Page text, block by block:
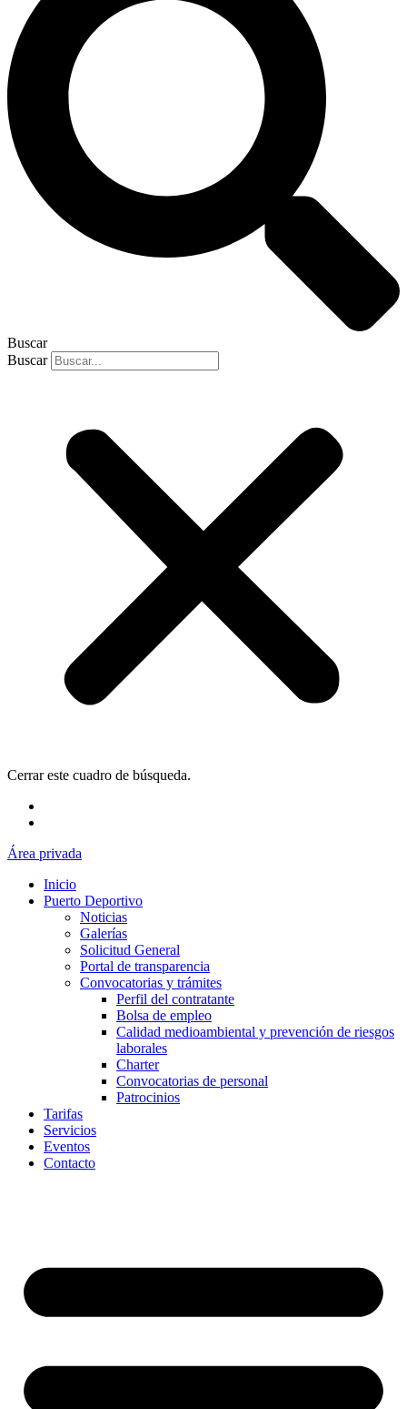
Buscar
Buscar
Cerrar este cuadro de búsqueda.
Área privada
Inicio
Puerto Deportivo
Noticias
Galerías
Solicitud General
Portal de transparencia
Convocatorias y trámites
Perfil del contratante
Bolsa de empleo
Calidad medioambiental y prevención de riesgos
laborales
Charter
Convocatorias de personal
Patrocinios
Tarifas
Servicios
Eventos
Contacto